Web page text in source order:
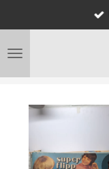
naar